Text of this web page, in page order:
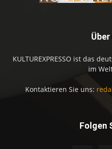
Über
KULTUREXPRESSO ist das
im
Kontaktieren Sie uns:
Folgen